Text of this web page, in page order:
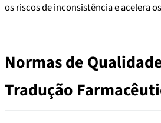
os riscos de inconsistência e acelera
Normas de
Tradução